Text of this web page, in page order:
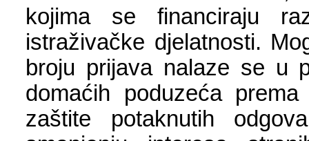
kojima se financiraju
istraživačke djelatnosti.
broju prijava nalaze se u
domaćih poduzeća
zaštite potaknutih